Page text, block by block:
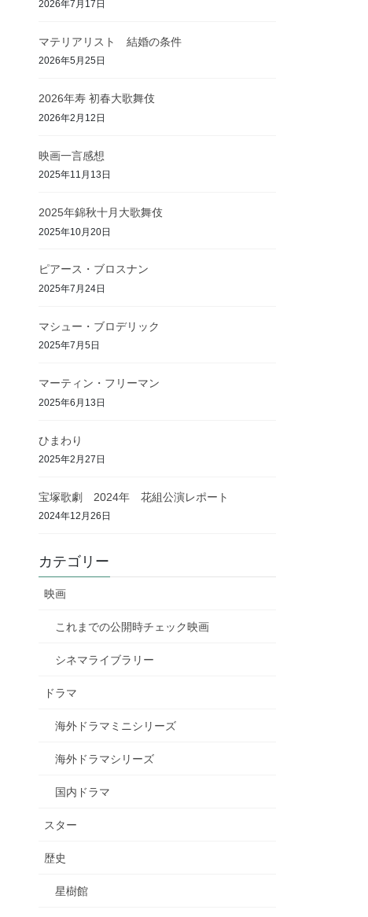
2026年7月17日
マテリアリスト 結婚の条件
2026年5月25日
2026年寿 初春大歌舞伎
2026年2月12日
映画一言感想
2025年11月13日
2025年錦秋十月大歌舞伎
2025年10月20日
ピアース・ブロスナン
2025年7月24日
マシュー・ブロデリック
2025年7月5日
マーティン・フリーマン
2025年6月13日
ひまわり
2025年2月27日
宝塚歌劇 2024年 花組公演レポート
2024年12月26日
カテゴリー
映画
これまでの公開時チェック映画
シネマライブラリー
ドラマ
海外ドラマミニシリーズ
海外ドラマシリーズ
国内ドラマ
スター
歴史
星樹館